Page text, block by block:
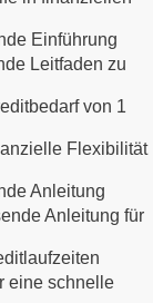
Einführung
Leitfaden zu
von 1
Flexibilität
Anleitung
Anleitung für
eine schnelle